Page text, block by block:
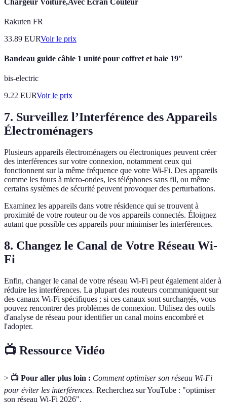
Rakuten FR
33.89 EURVoir le prix
Bandeau guide câble 1 unité pour coffret et baie 19"
bis-electric
9.22 EURVoir le prix
7. Surveillez l’Interférence des Appareils
Électroménagers
Plusieurs appareils électroménagers ou électroniques peuvent créer
des interférences sur votre connexion, notamment ceux qui
fonctionnent sur la même fréquence que votre Wi-Fi. Des appareils
comme les fours à micro-ondes, les téléphones sans fil, ou même
certains systèmes de sécurité peuvent provoquer des perturbations.
Examinez les appareils dans votre résidence qui se trouvent à
proximité de votre routeur ou de vos appareils connectés. Éloignez
autant que possible ces appareils pour minimiser les interférences.
8. Changez le Canal de Votre Réseau Wi-
Fi
Enfin, changer le canal de votre réseau Wi-Fi peut également aider à
réduire les interférences. La plupart des routeurs communiquent sur
des canaux Wi-Fi spécifiques ; si ces canaux sont surchargés, vous
pouvez rencontrer des problèmes de connexion. Utilisez des outils
d'analyse de réseau pour identifier un canal moins encombré et
l'adopter.
📺 Ressource Vidéo
> 📺 Pour aller plus loin : Comment optimiser son réseau Wi-Fi
pour éviter les interférences. Recherchez sur YouTube : "optimiser
son réseau Wi-Fi 2026".